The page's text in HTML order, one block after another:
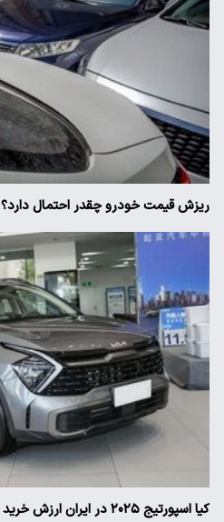
ریزش قیمت خودرو چقدر احتمال دارد؟
کیا اسپورتیج ۲۰۲۵ در ایران ارزش خرید دارد؟